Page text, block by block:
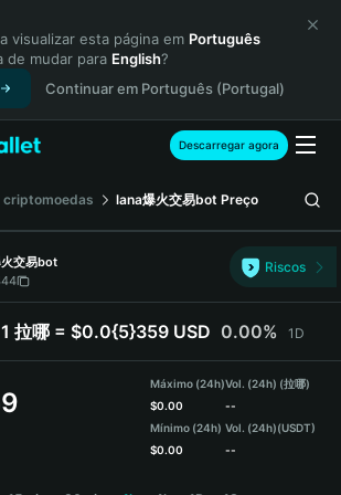
visualizar esta página em Português
de mudar para English?
Continuar em Português (Portugal)
Descarregar agora
criptomoedas lana爆火交易bot Preço
交易bot
Riscos
1 拉哪 = $0.0{5}359 USD 0.00% 1D
Máximo (24h)
$0.00
Mínimo (24h)
$0.00
Vol. (24h) (拉哪)
--
Vol. (24h)(USDT)
--